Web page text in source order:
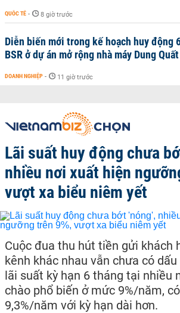
QUỐC TẾ - 8 giờ trước
Diễn biến mới trong kế hoạch huy động
BSR ở dự án mở rộng nhà máy Dung Quất
DOANH NGHIỆP - 11 giờ trước
Lãi suất huy động chưa
nhiều nơi xuất hiện
vượt xa biểu niêm yết
Cuộc đua thu hút tiền gửi khách
kênh khác nhau vẫn chưa có
lãi suất kỳ hạn 6 tháng tại nhiều
chào phổ biến ở mức 9%/năm,
9,3%/năm với kỳ hạn dài hơn.